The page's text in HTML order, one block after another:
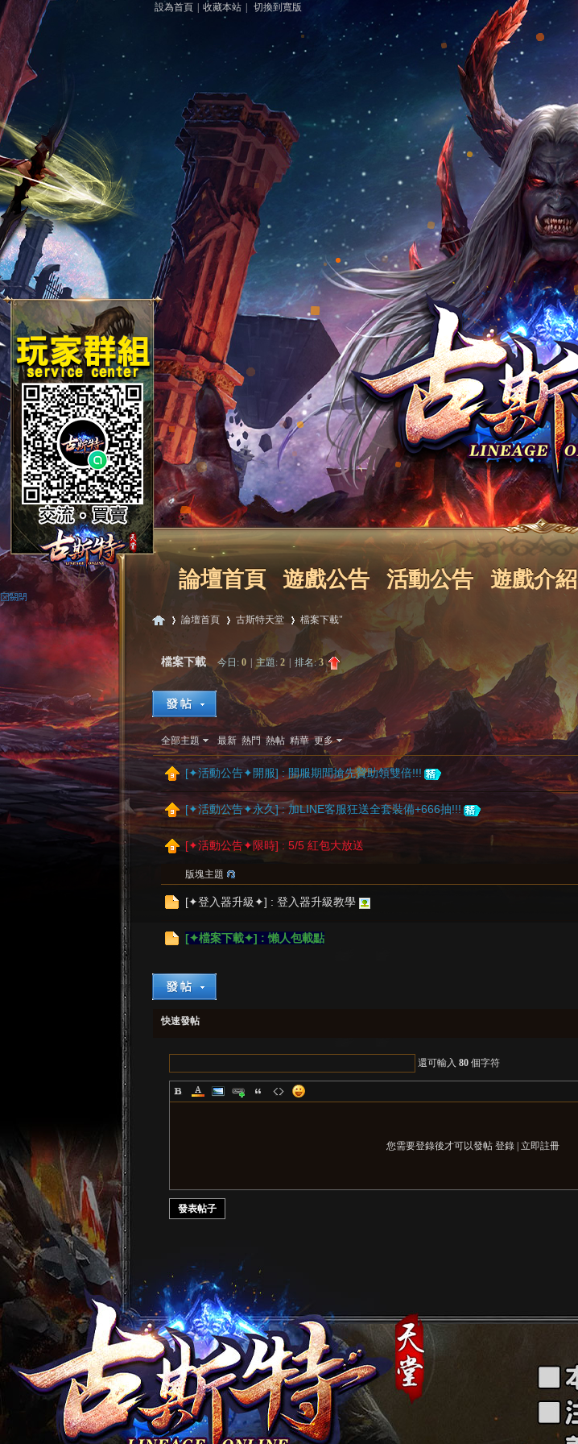
設為首頁 收藏本站 切換到寬版
論壇首頁 遊戲公告 活動公告 遊戲介紹
古
堂
»
論壇首頁 古斯特天堂 檔案下載"
檔案下載 今日: 0 主題: 2 排名:3
全部主題 最新 熱門 熱帖 精華 更多
[✦活動公告✦開服] : 開服期間搶先贊助領雙倍!!!
[✦活動公告✦永久] : 加LINE客服狂送全套裝備+666抽!!!
[✦活動公告✦限時] : 5/5 紅包大放送
版塊主題
[✦登入器升級✦] : 登入器升級教學
[✦檔案下載✦] : 懶人包載點
快速發帖
還可輸入 80 個字符
您需要登錄後才可以發帖 登錄| 立即註冊
發表帖子